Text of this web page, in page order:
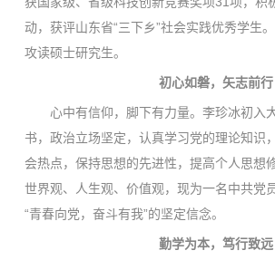
动，获评山东省“三下乡”社会实践优秀学生
攻读硕士研究生。
初心如磐，矢志前行
心中有信仰，脚下有力量。李珍冰初入
书，政治立场坚定，认真学习党的理论知识
会热点，保持思想的先进性，提高个人思想
世界观、人生观、价值观，现为一名中共党
“青春向党，奋斗有我”的坚定信念。
勤学为本，笃行致远